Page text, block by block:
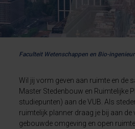
Faculteit Wetenschappen en Bio-
Wil jij vorm geven aan ruimte en de
Master Stedenbouw en Ruimtelijke
studiepunten) aan de VUB. Als
ruimtelijk planner draag je bij aan
gebouwde omgeving en open